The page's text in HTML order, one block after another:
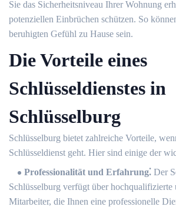
Sie das Sicherheitsniveau Ihrer Wohnung
potenziellen Einbrüchen schützen. So
beruhigten Gefühl zu Hause sein.
Die Vorteile eines
Schlüsseldienstes in
Schlüsselburg
Schlüsselburg bietet zahlreiche Vorteile,
Schlüsseldienst geht. Hier sind einige der
Professionalität und Erfahrung⁚ Der
Schlüsselburg verfügt über hochqualifizierte
Mitarbeiter, die Ihnen eine professionelle